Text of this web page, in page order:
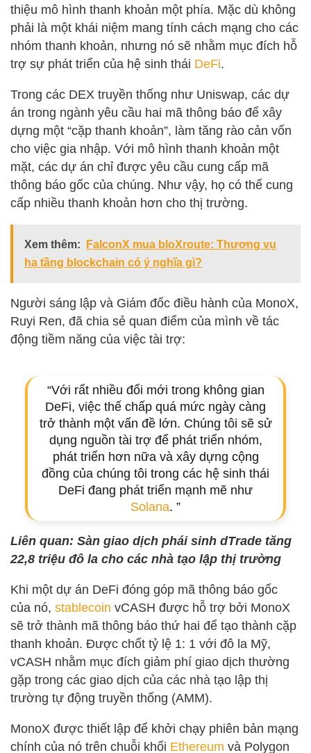
thiệu mô hình thanh khoản một phía. Mặc dù không
phải là một khái niệm mang tính cách mạng cho các
nhóm thanh khoản, nhưng nó sẽ nhằm mục đích hỗ
trợ sự phát triển của hệ sinh thái DeFi.
Trong các DEX truyền thống như Uniswap, các dự
án trong ngành yêu cầu hai mã thông báo để xây
dựng một “cặp thanh khoản”, làm tăng rào cản vốn
cho việc gia nhập. Với mô hình thanh khoản một
mặt, các dự án chỉ được yêu cầu cung cấp mã
thông báo gốc của chúng. Như vậy, họ có thể cung
cấp nhiều thanh khoản hơn cho thị trường.
Xem thêm:
FalconX mua bloXroute: Thương vụ
hạ tầng blockchain có ý nghĩa gì?
Người sáng lập và Giám đốc điều hành của MonoX,
Ruyi Ren, đã chia sẻ quan điểm của mình về tác
động tiềm năng của việc tài trợ:
“Với rất nhiều đổi mới trong không gian
DeFi, việc thế chấp quá mức ngày càng
trở thành một vấn đề lớn. Chúng tôi sẽ sử
dụng nguồn tài trợ để phát triển nhóm,
phát triển hơn nữa và xây dựng cộng
đồng của chúng tôi trong các hệ sinh thái
DeFi đang phát triển mạnh mẽ như
Solana. ”
Liên quan: Sàn giao dịch phái sinh dTrade tăng
22,8 triệu đô la cho các nhà tạo lập thị trường
Khi một dự án DeFi đóng góp mã thông báo gốc
của nó, stablecoin vCASH được hỗ trợ bởi MonoX
sẽ trở thành mã thông báo thứ hai để tạo thành cặp
thanh khoản. Được chốt tỷ lệ 1: 1 với đô la Mỹ,
vCASH nhằm mục đích giảm phí giao dịch thường
gặp trong các giao dịch của các nhà tạo lập thị
trường tự động truyền thống (AMM).
MonoX được thiết lập để khởi chạy phiên bản mạng
chính của nó trên chuỗi khối Ethereum và Polygon